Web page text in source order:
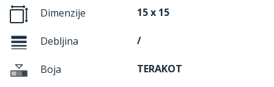
Dimenzije 15 x 15
Debljina /
Boja TERAKOT